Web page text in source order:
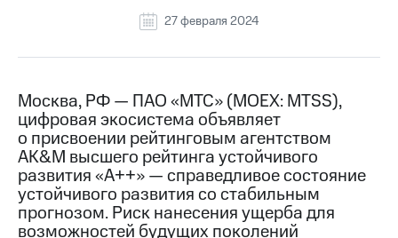
информация
Контакты
Медиа-центр
Пресс-
релизы
МТС
о технологиях
27 февраля 2024
Москва, РФ — ПАО «МТС» (MOEX: MTSS),
цифровая экосистема объявляет
о присвоении рейтинговым агентством
AK&M высшего рейтинга устойчивого
развития «А++» — справедливое состояние
устойчивого развития со стабильным
прогнозом. Риск нанесения ущерба для
возможностей будущих поколений